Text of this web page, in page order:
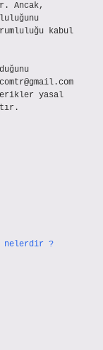
Ancak,
kabul
yasal
?